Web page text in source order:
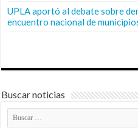
UPLA aportó al debate sobre
encuentro nacional de
Buscar noticias